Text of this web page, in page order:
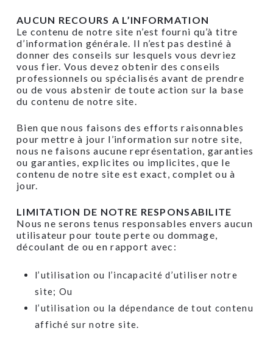
AUCUN RECOURS A L’INFORMATION
Le contenu de notre site n’est fourni qu’à titre
d’information générale. Il n’est pas destiné à
donner des conseils sur lesquels vous devriez
vous fier. Vous devez obtenir des conseils
professionnels ou spécialisés avant de prendre
ou de vous abstenir de toute action sur la base
du contenu de notre site.
Bien que nous faisons des efforts raisonnables
pour mettre à jour l’information sur notre site,
nous ne faisons aucune représentation, garanties
ou garanties, explicites ou implicites, que le
contenu de notre site est exact, complet ou à
jour.
LIMITATION DE NOTRE RESPONSABILITE
Nous ne serons tenus responsables envers aucun
utilisateur pour toute perte ou dommage,
découlant de ou en rapport avec:
l’utilisation ou l’incapacité d’utiliser notre
site; Ou
l’utilisation ou la dépendance de tout contenu
affiché sur notre site.